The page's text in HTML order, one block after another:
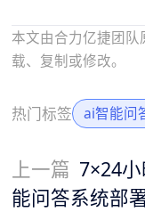
本文由合力亿捷团
载、复制或修改。
热门标签 ai智能问
上一篇 7×24
能问答系统部